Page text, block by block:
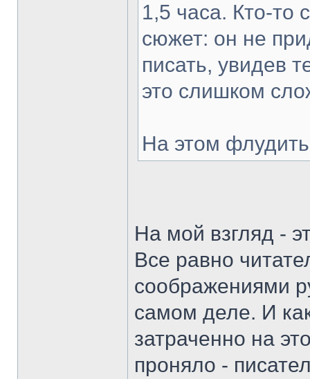
1,5 часа. Кто-то
сюжет: он не
писать, увидев
это слишком
На этом
На мой взгляд -
Все равно
соображениями
самом деле. И
затраченно на
проняло -